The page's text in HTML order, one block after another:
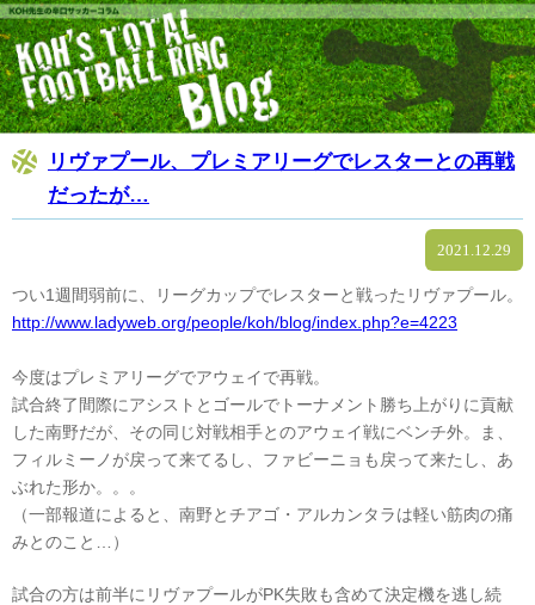
リヴァプール、プレミアリーグでレスターとの再戦
だったが…
2021.12.29
つい1週間弱前に、リーグカップでレスターと戦ったリヴァプール。
http://www.ladyweb.org/people/koh/blog/index.php?e=4223
今度はプレミアリーグでアウェイで再戦。
試合終了間際にアシストとゴールでトーナメント勝ち上がりに貢献
した南野だが、その同じ対戦相手とのアウェイ戦にベンチ外。ま、
フィルミーノが戻って来てるし、ファビーニョも戻って来たし、あ
ぶれた形か。。。
（一部報道によると、南野とチアゴ・アルカンタラは軽い筋肉の痛
みとのこと…）
試合の方は前半にリヴァプールがPK失敗も含めて決定機を逃し続